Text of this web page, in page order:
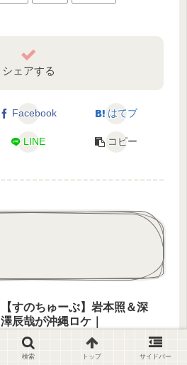
シェアする
Facebook はてブ
LINE コピー
【すのちゅーぶ】岩本照＆深
澤辰哉が沖縄ロケ｜
『Symmetry』SnowMan聖地
巡礼
2025年12月24日配信の
検索 トップ サイドバー